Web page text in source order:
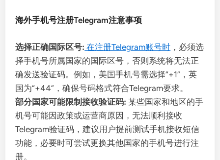
海外手机号注册Telegram注意事项
选择正确国际区号: 在注册Telegram账号时 ，必须选
择手机号所属国家的国际区号，否则系统将无法正
确发送验证码。例如，美国手机号需选择“+1”，英
国为“+44”，确保号码格式符合Telegram要求。
部分国家可能限制接收验证码: 某些国家和地区的手
机号可能因政策或运营商原因，无法顺利接收
Telegram验证码，建议用户提前测试手机接收短信
功能，必要时可尝试更换其他国家的手机号进行注
册。